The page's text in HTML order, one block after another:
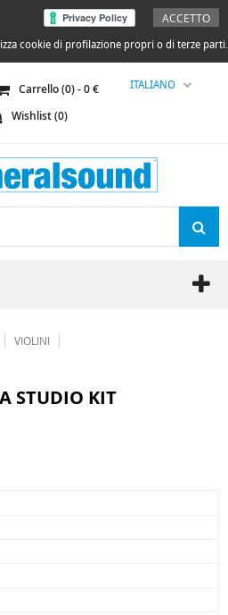
ACCETTO
cookie di profilazione propri o di terze parti.
ITALIANO
Carrello (0) -0€
Wishlist (0)
VIOLINI
STUDIO KIT